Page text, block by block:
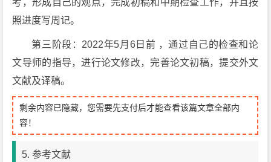
考，形成自己的观点，完成初稿和中期检查工作，并且按
照进度写周记。
第三阶段：2022年5月6日前 ，通过自己的检查和论
文导师的指导，进行论文修改，完善论文初稿，提交外文
文献及译稿。
剩余内容已隐藏，您需要先支付后才能查看该篇文章全部内
容！
5. 参考文献